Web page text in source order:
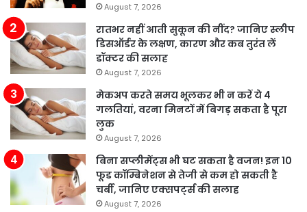
August 7, 2026
रातभर नहीं आती सुकून की नींद? जानिए स्लीप
डिसऑर्डर के लक्षण, कारण और कब तुरंत लें
डॉक्टर की सलाह
August 7, 2026
मेकअप करते समय भूलकर भी न करें ये 4
गलतियां, वरना मिनटों में बिगड़ सकता है पूरा
लुक
August 7, 2026
बिना सप्लीमेंट्स भी घट सकता है वजन! इन 10
फूड कॉम्बिनेशन से तेजी से कम हो सकती है
चर्बी, जानिए एक्सपर्ट्स की सलाह
August 7, 2026